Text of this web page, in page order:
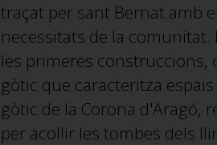
traçat per sant Bernat amb
necessitats de la
les primeres construccions,
gòtic que caracteritza
gòtic de la Corona d'Aragó,
per acollir les tombes dels